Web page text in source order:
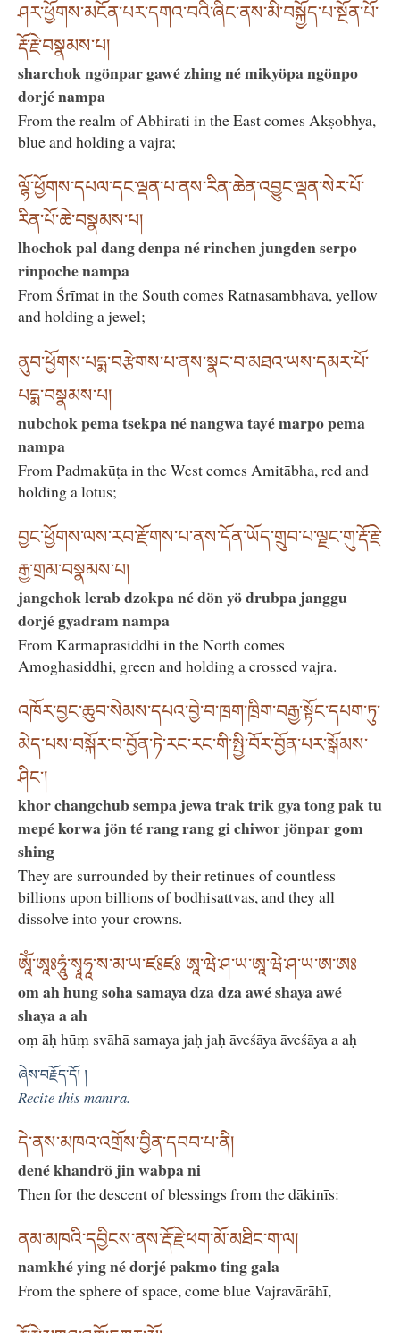
ཤར་ཕྱོགས་མངོན་པར་དགའ་བའི་ཞིང་ནས་མི་བསྐྱོད་པ་སྔོན་པོ་
རྡོ་རྗེ་བསྣམས་པ།
sharchok ngönpar gawé zhing né mikyöpa ngönpo
dorjé nampa
From the realm of Abhirati in the East comes Akṣobhya,
blue and holding a vajra;
ལྷོ་ཕྱོགས་དཔལ་དང་ལྡན་པ་ནས་རིན་ཆེན་འབྱུང་ལྡན་སེར་པོ་
རིན་པོ་ཆེ་བསྣམས་པ།
lhochok pal dang denpa né rinchen jungden serpo
rinpoche nampa
From Śrīmat in the South comes Ratnasambhava, yellow
and holding a jewel;
ནུབ་ཕྱོགས་པདྨ་བརྩེགས་པ་ནས་སྣང་བ་མཐའ་ཡས་དམར་པོ་
པདྨ་བསྣམས་པ།
nubchok pema tsekpa né nangwa tayé marpo pema
nampa
From Padmakūṭa in the West comes Amitābha, red and
holding a lotus;
བྱང་ཕྱོགས་ལས་རབ་རྫོགས་པ་ནས་དོན་ཡོད་གྲུབ་པ་ལྗང་གུ་རྡོ་རྗེ་
རྒྱ་གྲམ་བསྣམས་པ།
jangchok lerab dzokpa né dön yö drubpa janggu
dorjé gyadram nampa
From Karmaprasiddhi in the North comes
Amoghasiddhi, green and holding a crossed vajra.
འཁོར་བྱང་ཆུབ་སེམས་དཔའ་བྱེ་བ་ཁྲག་ཁྲིག་བརྒྱ་སྟོང་དཔག་ཏུ་
མེད་པས་བསྐོར་བ་བྱོན་ཏེ་རང་རང་གི་སྤྱི་བོར་བྱོན་པར་སྒོམས་
ཤིང༌།
khor changchub sempa jewa trak trik gya tong pak tu
mepé korwa jön té rang rang gi chiwor jönpar gom
shing
They are surrounded by their retinues of countless
billions upon billions of bodhisattvas, and they all
dissolve into your crowns.
ཨཱོཾ་ཨཱཿཧཱུཾ་སྭཱཧཱ་ས་མ་ཡ་ཛཿཛཿ ཨཱ་ཝེ་ཤ་ཡ་ཨཱ་ཝེ་ཤ་ཡ་ཨ་ཨཿ
om ah hung soha samaya dza dza awé shaya awé
shaya a ah
oṃ āḥ hūṃ svāhā samaya jaḥ jaḥ āveśāya āveśāya a aḥ
ཞེས་བརྗོད་དོ། །
Recite this mantra.
དེ་ནས་མཁའ་འགྲོས་བྱིན་དབབ་པ་ནི།
dené khandrö jin wabpa ni
Then for the descent of blessings from the dākinīs:
ནམ་མཁའི་དབྱིངས་ནས་རྡོ་རྗེ་ཕག་མོ་མཐིང་ག་ལ།
namkhé ying né dorjé pakmo ting gala
From the sphere of space, come blue Vajravārāhī,